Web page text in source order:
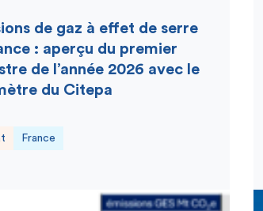
de gaz à effet de serre
: aperçu du premier
de l’année 2026 avec le
du Citepa
France